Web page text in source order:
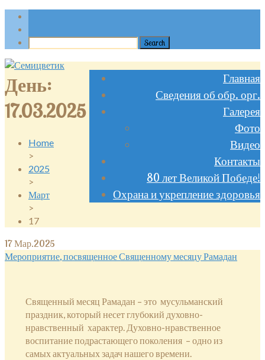
Главная
Сведения об обр. орг.
Галерея
Фото
Видео
Контакты
80 лет Великой Победе!
Охрана и укрепление здоровья
День:
17.03.2025
Home
>
2025
>
Март
>
17
17Мар.2025
Мероприятие, посвященное Священному месяцу Рамадан
Священный месяц Рамадан – это мусульманский
праздник, который несет глубокий духовно-
нравственный характер. Духовно-нравственное
воспитание подрастающего поколения – одно из
самых актуальных задач нашего времени.